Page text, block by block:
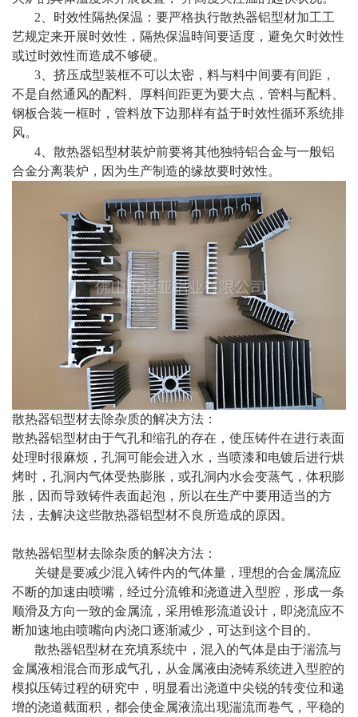
2、时效性隔热保温：要严格执行散热器铝型材加工工
艺规定来开展时效性，隔热保温時间要适度，避免欠时效性
或过时效性而造成不够硬。
3、挤压成型装框不可以太密，料与料中间要有间距，
不是自然通风的配料、厚料间距更为要大点，管料与配料、
钢板合装一框时，管料放下边那样有益于时效性循环系统排
风。
4、散热器铝型材装炉前要将其他独特铝合金与一般铝
合金分离装炉，因为生产制造的缘故要时效性。
散热器铝型材去除杂质的解决方法：
散热器铝型材由于气孔和缩孔的存在，使压铸件在进行表面
处理时很麻烦，孔洞可能会进入水，当喷漆和电镀后进行烘
烤时，孔洞内气体受热膨胀，或孔洞内水会变蒸气，体积膨
胀，因而导致铸件表面起泡，所以在生产中要用适当的方
法，去解决这些散热器铝型材不良所造成的原因。
散热器铝型材去除杂质的解决方法：
关键是要减少混入铸件内的气体量，理想的合金属流应
不断的加速由喷嘴，经过分流锥和浇道进入型腔，形成一条
顺滑及方向一致的金属流，采用锥形流道设计，即浇流应不
断加速地由喷嘴向内浇口逐渐减少，可达到这个目的。
散热器铝型材在充填系统中，混入的气体是由于湍流与
金属液相混合而形成气孔，从金属液由浇铸系统进入型腔的
模拟压铸过程的研究中，明显看出浇道中尖锐的转变位和递
增的浇道截面积，都会使金属液流出现湍流而卷气，平稳的